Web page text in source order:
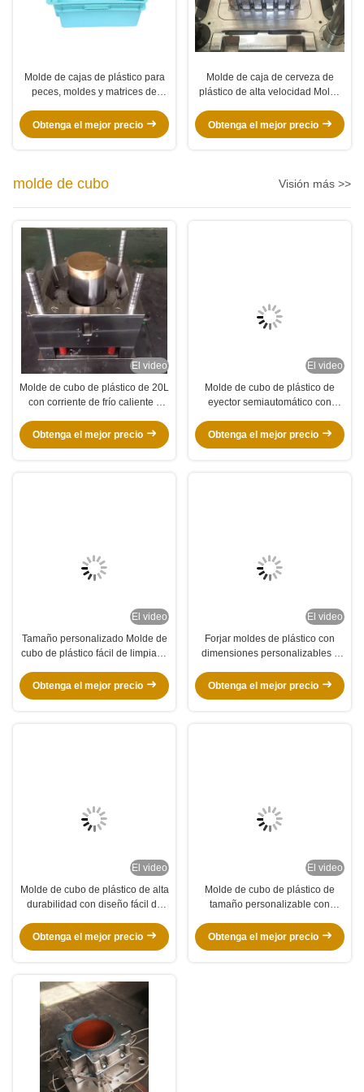
Molde de cajas de plástico para
peces, moldes y matrices de
Obtenga el mejor precio
Molde de caja de cerveza de
plástico de alta velocidad Molde
480 X 280 X 280 mm
Obtenga el mejor precio
molde de cubo Visión más >>
El video
Molde de cubo de plástico de 20L
con corriente de frío caliente y
para cubos de tamaño
Obtenga el mejor precio
El video
Molde de cubo de plástico de
eyector semiautomático con
alta durabilidad para la
Obtenga el mejor precio
El video
Tamaño personalizado Molde de
cubo de plástico fácil de limpiar y
tamaños de cubo estándar
Obtenga el mejor precio
El video
Forjar moldes de plástico con
dimensiones personalizables y
producción industrial
Obtenga el mejor precio
El video
Molde de cubo de plástico de alta
durabilidad con diseño fácil de
personalizable para uso
industrial
Obtenga el mejor precio
El video
Molde de cubo de plástico de
tamaño personalizable con
caliente para una alta durabilidad
y un llenado uniforme del molde
Obtenga el mejor precio